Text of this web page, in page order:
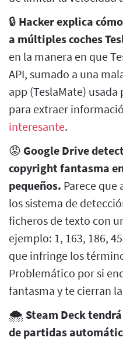
🔒 Hacker explica
a múltiples coches
en la manera en que
API, sumado a una
app (TeslaMate)
para extraer
interesante.
😡 Google Drive
copyright fantasma
pequeños. Parece que
los sistema de
ficheros de texto con
ejemplo: 1, 163, 186,
que infringe los
Problemático por si
fantasma y te cierran
🌨️ Steam Deck
de partidas